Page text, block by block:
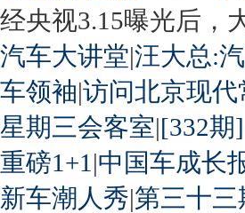
经央视3.15曝光后，
汽车大讲堂|汪大总:
车领袖|访问北京现
星期三会客室|[332期
重磅1+1 |中国车成长
新车潮人秀|第三十